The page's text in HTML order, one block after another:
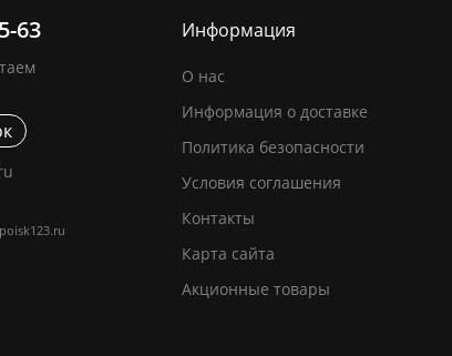
63 Информация
О нас
Информация о доставке
Политика безопасности
Условия соглашения
Контакты
Карта сайта
Акционные товары